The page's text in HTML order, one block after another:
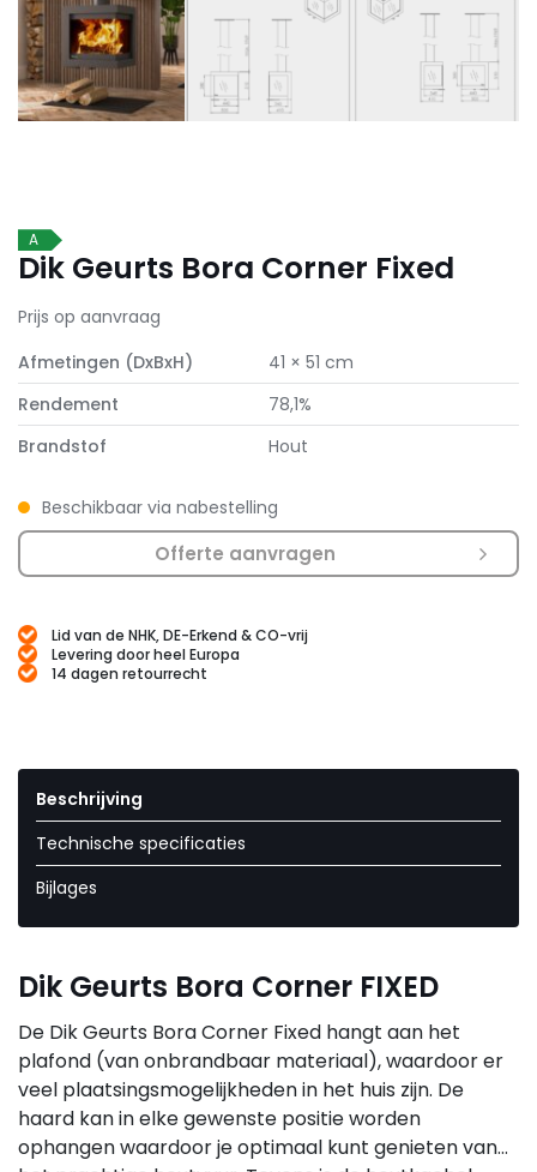
A
Dik Geurts Bora Corner Fixed
Prijs op aanvraag
Afmetingen (DxBxH)
41 × 51 cm
Rendement
78,1%
Brandstof
Hout
Beschikbaar via nabestelling
Offerte aanvragen
Lid van de NHK, DE-Erkend & CO-vrij
Levering door heel Europa
14 dagen retourrecht
Beschrijving
Technische specificaties
Bijlages
Dik Geurts Bora Corner FIXED
De Dik Geurts Bora Corner Fixed hangt aan het
plafond (van onbrandbaar materiaal), waardoor er
veel plaatsingsmogelijkheden in het huis zijn. De
haard kan in elke gewenste positie worden
ophangen waardoor je optimaal kunt genieten van